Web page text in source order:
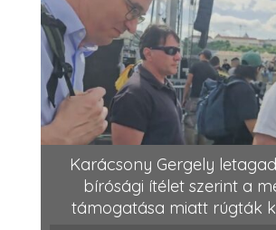
Karácsony Gergely
bírósági ítélet szerint a
támogatása miatt rúgták